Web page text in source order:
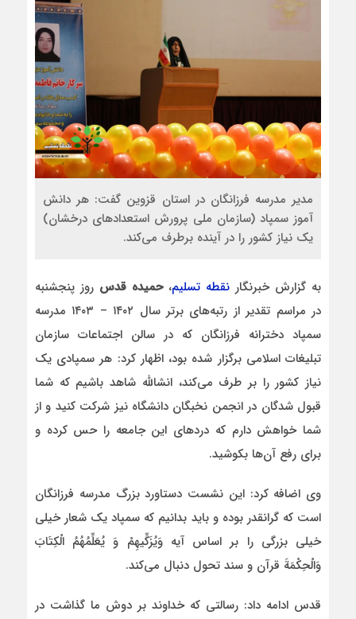
مدیر مدرسه فرزانگان در استان قزوین گفت: هر دانش
آموز سمپاد (سازمان ملی پرورش استعدادهای درخشان)
یک نیاز کشور را در آینده برطرف می‌کند.
به گزارش خبرنگار نقطه تسلیم،حمیده قدس روز پنجشنبه
در مراسم تقدیر از رتبه‌های برتر سال ۱۴۰۲ – ۱۴۰۳ مدرسه
سمپاد دخترانه فرزانگان که در سالن اجتماعات سازمان
تبلیغات اسلامی برگزار شده بود، اظهار کرد: هر سمپادی یک
نیاز کشور را بر طرف می‌کند، انشالله شاهد باشیم که شما
قبول شدگان در انجمن نخبگان دانشگاه نیز شرکت کنید و از
شما خواهش دارم که دردهای این جامعه را حس کرده و
برای رفع آن‌ها بکوشید.
وی اضافه کرد: این نشست دستاورد بزرگ مدرسه فرزانگان
است که گرانقدر بوده و باید بدانیم که سمپاد یک شعار خیلی
خیلی بزرگی را بر اساس آیه وَيُزَكِّيهِمْ وَ يُعَلِّمُهُمُ الْكِتَابَ
وَالْحِكْمَةَ قرآن و سند تحول دنبال می‌کند.
قدس ادامه داد: رسالتی که خداوند بر دوش ما گذاشت در